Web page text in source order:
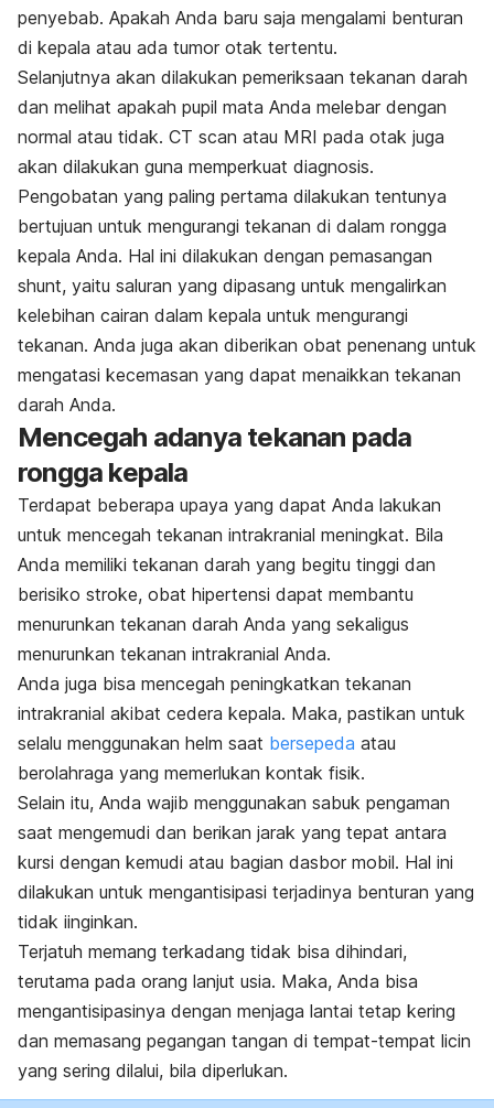
penyebab. Apakah Anda baru saja mengalami benturan
di kepala atau ada tumor otak tertentu.
Selanjutnya akan dilakukan pemeriksaan tekanan darah
dan melihat apakah pupil mata Anda melebar dengan
normal atau tidak. CT scan atau MRI pada otak juga
akan dilakukan guna memperkuat diagnosis.
Pengobatan yang paling pertama dilakukan tentunya
bertujuan untuk mengurangi tekanan di dalam rongga
kepala Anda. Hal ini dilakukan dengan pemasangan
shunt, yaitu saluran yang dipasang untuk mengalirkan
kelebihan cairan dalam kepala untuk mengurangi
tekanan. Anda juga akan diberikan obat penenang untuk
mengatasi kecemasan yang dapat menaikkan tekanan
darah Anda.
Mencegah adanya tekanan pada
rongga kepala
Terdapat beberapa upaya yang dapat Anda lakukan
untuk mencegah tekanan intrakranial meningkat. Bila
Anda memiliki tekanan darah yang begitu tinggi dan
berisiko stroke, obat hipertensi dapat membantu
menurunkan tekanan darah Anda yang sekaligus
menurunkan tekanan intrakranial Anda.
Anda juga bisa mencegah peningkatkan tekanan
intrakranial akibat cedera kepala. Maka, pastikan untuk
selalu menggunakan helm saat bersepeda atau
berolahraga yang memerlukan kontak fisik.
Selain itu, Anda wajib menggunakan sabuk pengaman
saat mengemudi dan berikan jarak yang tepat antara
kursi dengan kemudi atau bagian dasbor mobil. Hal ini
dilakukan untuk mengantisipasi terjadinya benturan yang
tidak iinginkan.
Terjatuh memang terkadang tidak bisa dihindari,
terutama pada orang lanjut usia. Maka, Anda bisa
mengantisipasinya dengan menjaga lantai tetap kering
dan memasang pegangan tangan di tempat-tempat licin
yang sering dilalui, bila diperlukan.